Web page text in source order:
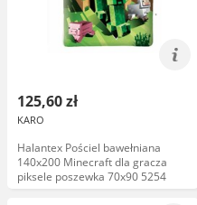
125,60 zł
KARO
Halantex Pościel bawełniana
140x200 Minecraft dla gracza
piksele poszewka 70x90 5254